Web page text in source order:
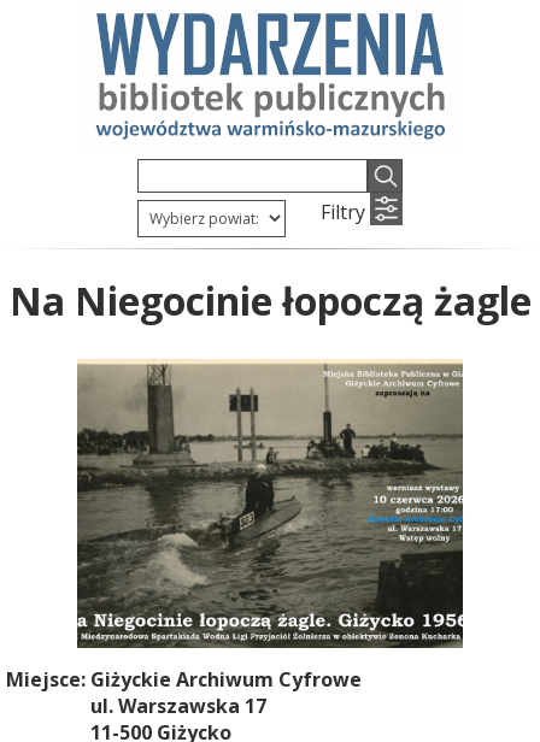
Filtry
Na Niegocinie łopoczą żagle
Miejsce: Giżyckie Archiwum Cyfrowe
ul. Warszawska 17
11-500 Giżycko